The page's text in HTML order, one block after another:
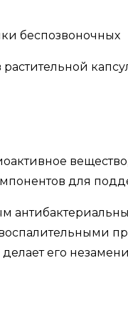
беспозвоночных
для
делает его